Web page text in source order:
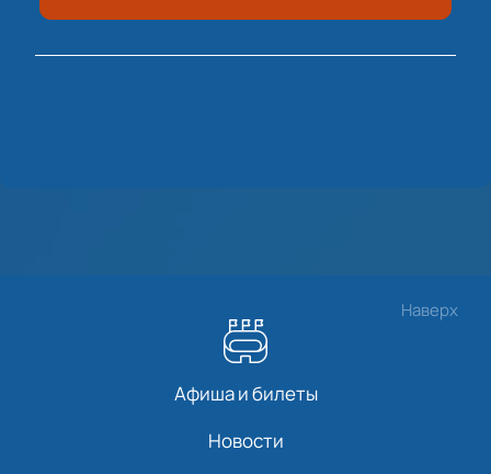
Наверх
Афиша и билеты
Новости